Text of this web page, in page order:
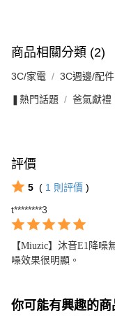
商品相關分類 (2)
3C/家電 3C週邊/配件
❚熱門話題 爸氣獻禮
評價
5 ( 1 則評價 )
t********3
【Miuzic】沐音E1降
噪效果很明顯。
你可能有興趣的商